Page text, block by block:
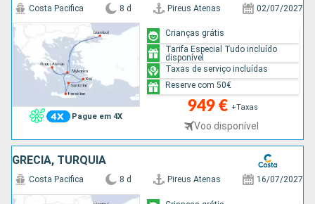
Pague em 4X
Costa Pacifica 8 d Pireus Atenas 02/07/2027
949 € +Taxas
Voo disponível
Crianças grátis
Tarifa Especial Tudo incluído
disponível
Taxas de serviço incluídas
Reserve com 50€
GRÉCIA, TURQUIA
Costa Pacifica 8 d Pireus Atenas 16/07/2027